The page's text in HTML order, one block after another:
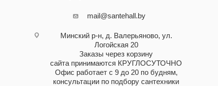
mail@santehall.by
Минский р-н, д. Валерьяново, ул.
Логойская 20
Заказы через корзину
сайта принимаются КРУГЛОСУТОЧНО
Офис работает с 9 до 20 по будням,
консультации по подбору сантехники